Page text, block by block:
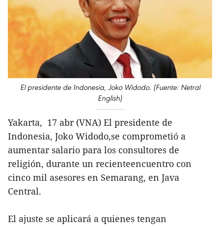
El presidente de Indonesia, Joko Widodo. (Fuente: Netral
English)
Yakarta, 17 abr (VNA) El presidente de
Indonesia, Joko Widodo,se comprometió a
aumentar salario para los consultores de
religión, durante un recienteencuentro con
cinco mil asesores en Semarang, en Java
Central.
El ajuste se aplicará a quienes tengan